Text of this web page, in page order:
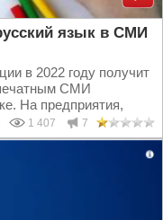
язык в СМИ
в 2022 году получит
СМИ
На предприятия,
русский в ходе...
1 407 7